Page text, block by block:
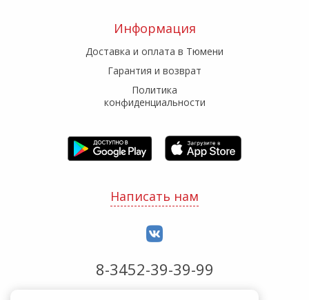
Информация
Доставка и оплата в Тюмени
Гарантия и возврат
Политика
конфиденциальности
Написать нам
8-3452-39-39-99